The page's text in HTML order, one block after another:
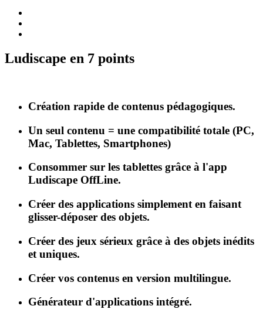
Ludiscape en 7 points
Création rapide de contenus pédagogiques.
Un seul contenu = une compatibilité totale (PC,
Mac, Tablettes, Smartphones)
Consommer sur les tablettes grâce à l'app
Ludiscape OffLine.
Créer des applications simplement en faisant
glisser-déposer des objets.
Créer des jeux sérieux grâce à des objets inédits
et uniques.
Créer vos contenus en version multilingue.
Générateur d'applications intégré.